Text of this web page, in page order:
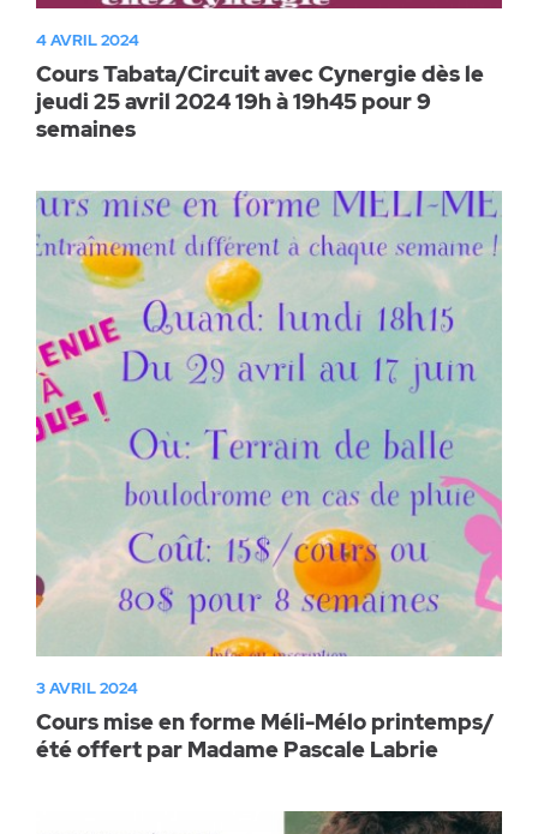
4 AVRIL 2024
Cours Tabata/Circuit avec Cynergie dès le
jeudi 25 avril 2024 19h à 19h45 pour 9
semaines
3 AVRIL 2024
Cours mise en forme Méli-Mélo printemps/
été offert par Madame Pascale Labrie